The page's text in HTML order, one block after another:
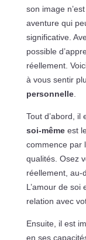
son image
aventure qui
significative.
possible
réellement.
à vous sentir
personnelle.
Tout d’abord,
soi-mêmeest
commence par
qualités. Osez
réellement, au-
L’amour de
relation avec
Ensuite, il est
en ses